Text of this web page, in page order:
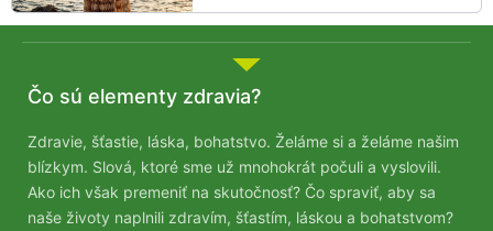
Čo sú elementy zdravia?
Zdravie, šťastie, láska, bohatstvo. Želáme si a želáme našim
blízkym. Slová, ktoré sme už mnohokrát počuli a vyslovili.
Ako ich však premeniť na skutočnosť? Čo spraviť, aby sa
naše životy naplnili zdravím, šťastím, láskou a bohatstvom?